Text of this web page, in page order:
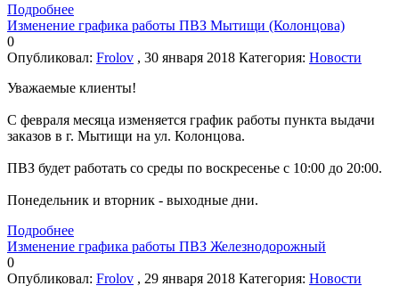
Подробнее
Изменение графика работы ПВЗ Мытищи (Колонцова)
0
Опубликовал: Frolov , 30 января 2018 Категория: Новости
Уважаемые клиенты!
С февраля месяца изменяется график работы пункта выдачи
заказов в г. Мытищи на ул. Колонцова.
ПВЗ будет работать со среды по воскресенье с 10:00 до 20:00.
Понедельник и вторник - выходные дни.
Подробнее
Изменение графика работы ПВЗ Железнодорожный
0
Опубликовал: Frolov , 29 января 2018 Категория: Новости